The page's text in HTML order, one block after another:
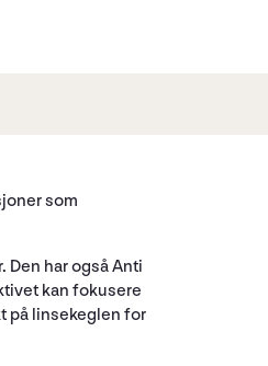
som
Den har også Anti
kan fokusere
på linsekeglen for